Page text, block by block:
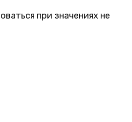
при значениях не